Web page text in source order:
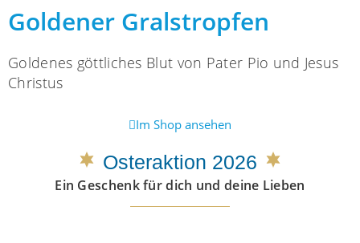
Goldener Gralstropfen
Goldenes göttliches Blut von Pater Pio und Jesus
Christus
Im Shop ansehen
Osteraktion 2026
Ein Geschenk für dich und deine Lieben